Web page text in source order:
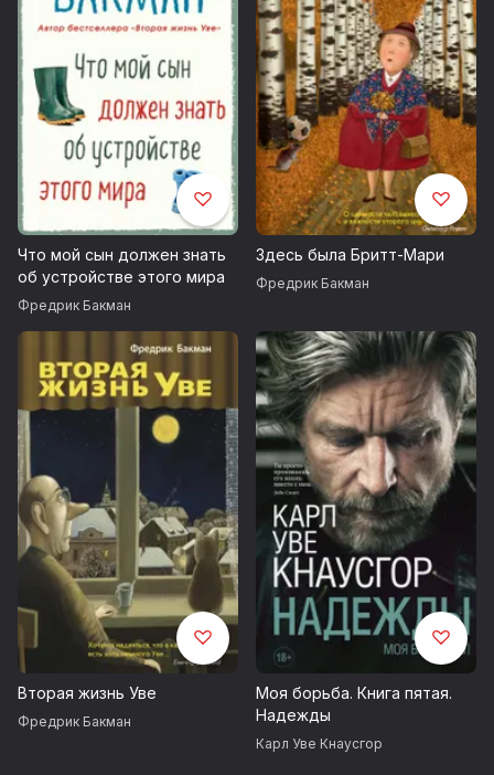
Что мой сын должен знать
об устройстве этого мира
Фредрик Бакман
Здесь была Бритт-Мари
Фредрик Бакман
Вторая жизнь Уве
Фредрик Бакман
Моя борьба. Книга пятая.
Надежды
Карл Уве Кнаусгор